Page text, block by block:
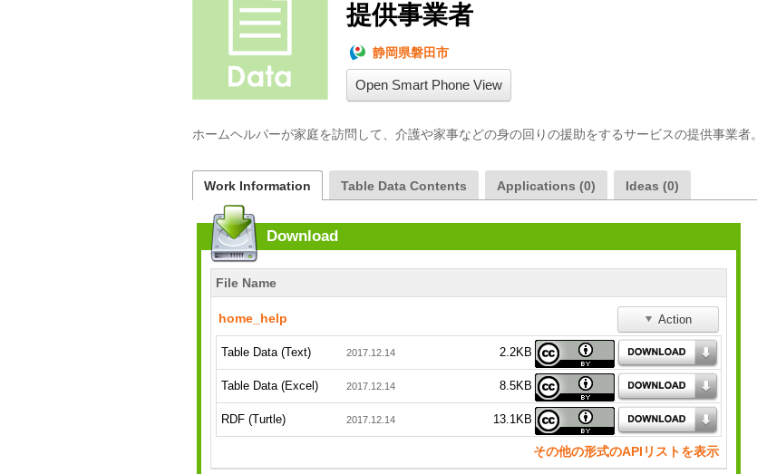
提供事業者
静岡県磐田市
Open Smart Phone View
ホームヘルパーが家庭を訪問して、介護や家事などの身の回りの援助をするサービスの提供事業者。
Work Information Table Data Contents Applications (0) Ideas (0)
Download
File Name
home_help Action
Table Data (Text) 2017.12.14 2.2KB
Table Data (Excel) 2017.12.14 8.5KB
RDF (Turtle) 2017.12.14 13.1KB
その他の形式のAPIリストを表示